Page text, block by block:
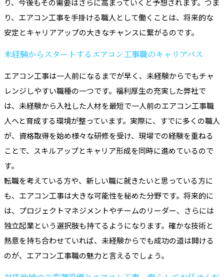
り、今後もその需要はさらに高まっていくと予想されます。つま
り、エアコン工事を手掛ける職人として働くことは、将来的な
安定とキャリアアップの大きなチャンスに繋がるのです。
未経験からスタートするエアコン工事職のキャリアパス
エアコン工事は一人前になるまでが早く、未経験からでもチャ
レンジしやすい職種の一つです。福利厚生の充実した弊社で
は、未経験から入社した人材を最短で一人前のエアコン工事職
人へと育成する環境が整っています。実際に、すでに多くの職人
が、資格取得を始め様々な研修を受け、現場での経験を重ねる
ことで、スキルアップとキャリア形成を同時に進めているので
す。
転職を考えている方や、新しい職に就きたいと思っている方に
も、エアコン工事は大きな可能性を秘めた分野です。将来的に
は、プロジェクトマネジメントやチームのリーダー、さらには
独立起業という選択肢も持てるようになります。確かな技術と
熱意を持ち合わせていれば、未経験からでも成功の道は開ける
のが、エアコン工事職の魅力と言えるでしょう。